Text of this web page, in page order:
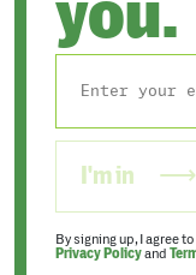
you.
I'm in
By signing up, I agree
Privacy Policyand